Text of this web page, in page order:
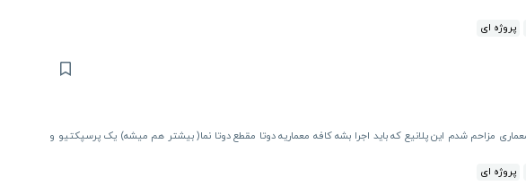
پروژه ای
شدم این پلانیع که باید اجرا بشه کافه معماریه دوتا مقطع دوتا نما( بیشتر هم میشه) یک پرسپکتیو و
پروژه ای